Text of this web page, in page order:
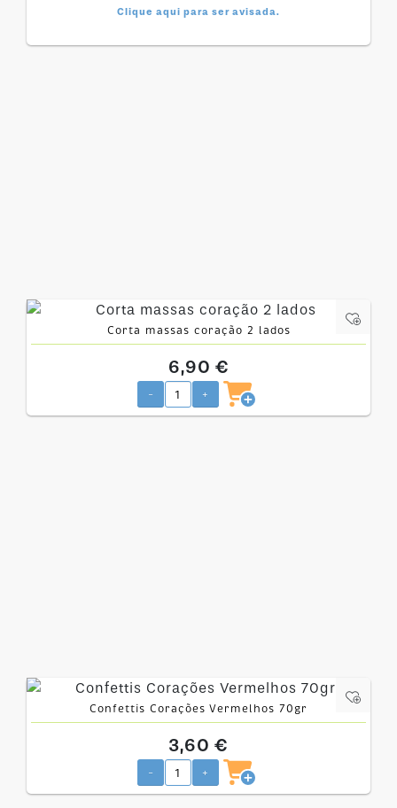
Clique aqui para ser avisada.
Corta massas coração 2 lados
6,90 €
- +
Confettis Corações Vermelhos 70gr
3,60 €
- +